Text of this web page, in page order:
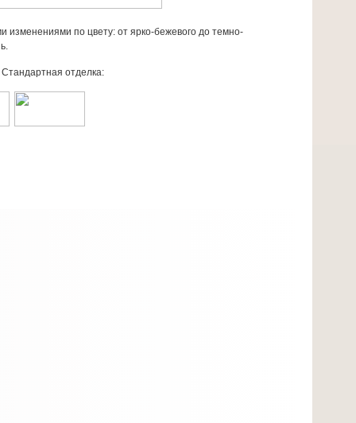
по цвету: от ярко-бежевого до темно-
отделка: